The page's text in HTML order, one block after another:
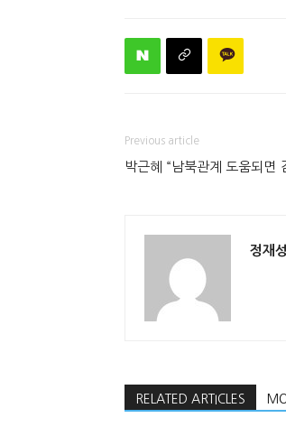
Previous article
박근혜 “남북관계 도움되면
정재
RELATED ARTICLES